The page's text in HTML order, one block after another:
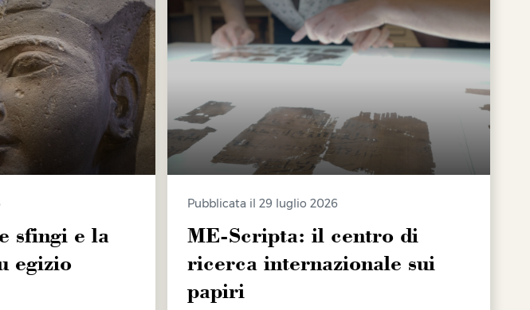
sfingi e la
egizio
Pubblicata il 29 luglio 2026
ME-Scripta: il centro di
ricerca internazionale sui
papiri